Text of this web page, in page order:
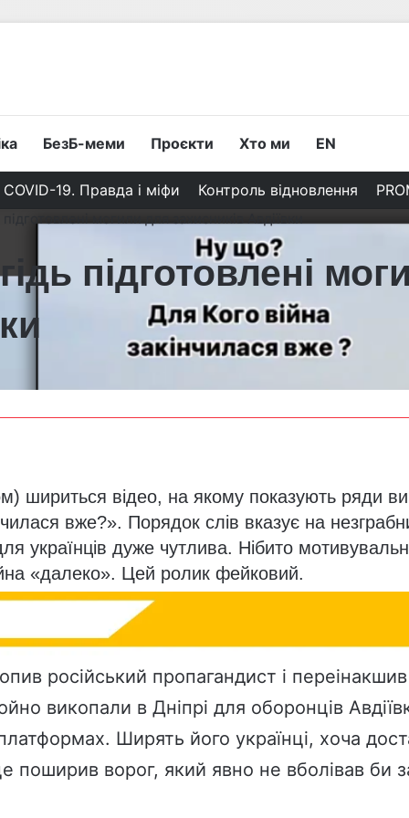
БезБ-меми Проєкти Хто ми EN
COVID-19. Правда і міфи Контроль відновлення
підготовлені
шириться відео, на якому показують ряди
вже?». Порядок слів вказує на
українців дуже чутлива. Нібито
«далеко». Цей ролик фейковий.
російський пропагандист і
викопали в Дніпрі для оборонців
Ширять його українці, хоча
ворог, який явно не вболівав би